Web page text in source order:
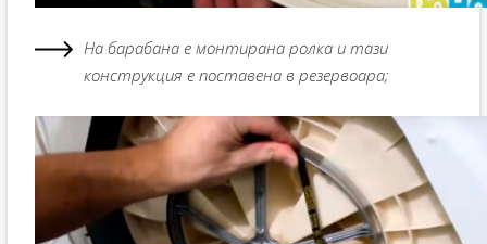
На барабана е монтирана ролка и тази
конструкция е поставена в резервоара;